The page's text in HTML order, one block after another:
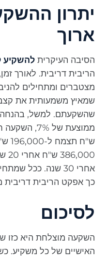
יתרון
ארוך
הסיבה העיקריתלהשקיע
הריבית דריבית. לאורך
מצטברים ומתחילים
שמאיץ משמעותית את קצב
שהשקעתם. למשל, בהנחה
אחרי 30 שנה. ככל
כך אפקט הריבית דריבית
לסיכום
השקעה מוצלחת היא כזו